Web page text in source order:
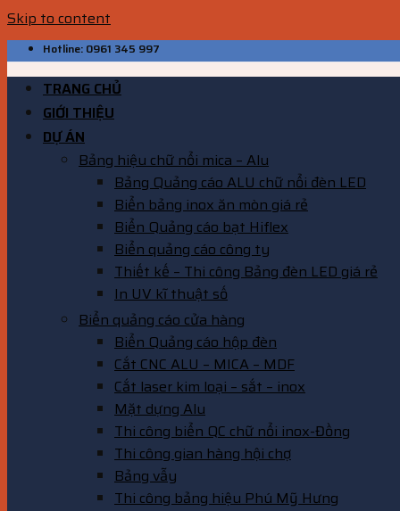
Skip to content
Hotline: 0961 345 997
TRANG CHỦ
GIỚI THIỆU
DỰ ÁN
Bảng hiệu chữ nổi mica – Alu
Bảng Quảng cáo ALU chữ nổi đèn LED
Biển bảng inox ăn mòn giá rẻ
Biển Quảng cáo bạt Hiflex
Biển quảng cáo công ty
Thiết kế – Thi công Bảng đèn LED giá rẻ
In UV kĩ thuật số
Biển quảng cáo cửa hàng
Biển Quảng cáo hộp đèn
Cắt CNC ALU – MICA – MDF
Cắt laser kim loại – sắt – inox
Mặt dựng Alu
Thi công biển QC chữ nổi inox-Đồng
Thi công gian hàng hội chợ
Bảng vẫy
Thi công bảng hiệu Phú Mỹ Hưng